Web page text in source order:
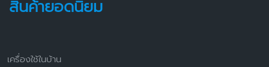
สินค้ายอดนิยม
เครื่องใช้ในบ้าน